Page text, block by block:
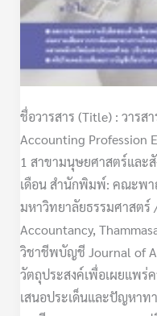
ชื่อวารสาร (Title) : วาร
Accounting
1 สาขามนุษยศาสตร์แ
เดือน สำนักพิมพ์: คณะพ
มหาวิทยาลัยธรรมศาสตร์
Accountancy,
วิชาชีพบัญชี Journal of
วัตถุประสงค์เพื่อเผยแพ
เสนอประเด็นและปัญหาท